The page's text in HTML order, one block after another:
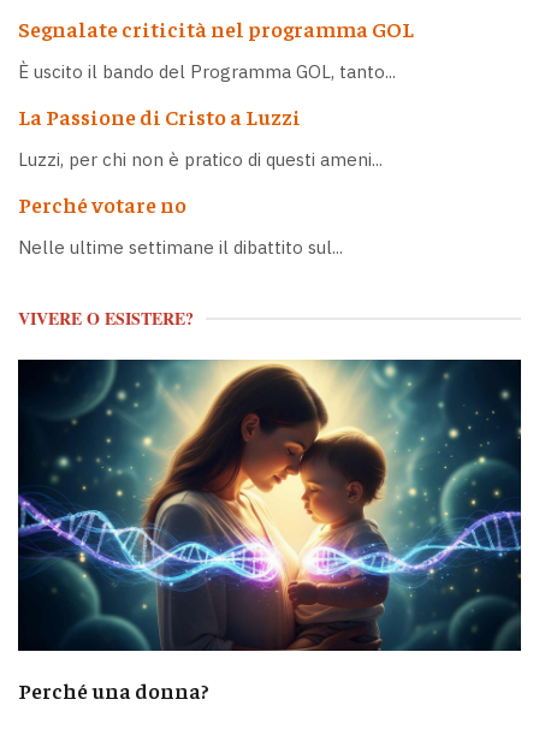
Segnalate criticità nel programma GOL
È uscito il bando del Programma GOL, tanto...
La Passione di Cristo a Luzzi
Luzzi, per chi non è pratico di questi ameni...
Perché votare no
Nelle ultime settimane il dibattito sul...
VIVERE O ESISTERE?
Perché una donna?